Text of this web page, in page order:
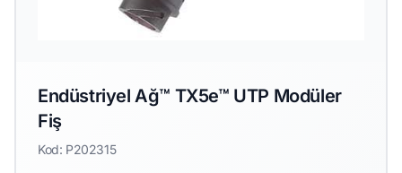
Endüstriyel Ağ™ TX5e™ UTP Modüler
Fiş
Kod: P202315